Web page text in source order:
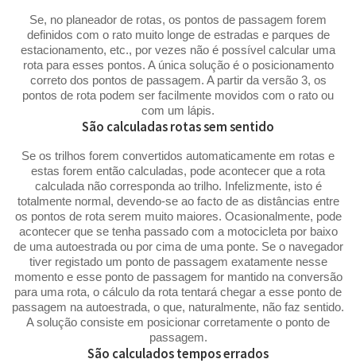
Se, no planeador de rotas, os pontos de passagem forem
definidos com o rato muito longe de estradas e parques de
estacionamento, etc., por vezes não é possível calcular uma
rota para esses pontos. A única solução é o posicionamento
correto dos pontos de passagem. A partir da versão 3, os
pontos de rota podem ser facilmente movidos com o rato ou
com um lápis.
São calculadas rotas sem sentido
Se os trilhos forem convertidos automaticamente em rotas e
estas forem então calculadas, pode acontecer que a rota
calculada não corresponda ao trilho. Infelizmente, isto é
totalmente normal, devendo-se ao facto de as distâncias entre
os pontos de rota serem muito maiores. Ocasionalmente, pode
acontecer que se tenha passado com a motocicleta por baixo
de uma autoestrada ou por cima de uma ponte. Se o navegador
tiver registado um ponto de passagem exatamente nesse
momento e esse ponto de passagem for mantido na conversão
para uma rota, o cálculo da rota tentará chegar a esse ponto de
passagem na autoestrada, o que, naturalmente, não faz sentido.
A solução consiste em posicionar corretamente o ponto de
passagem.
São calculados tempos errados